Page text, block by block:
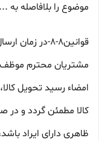
موضوع را بلافاصله
قوانین۸-۸-در
مشتریان محترم
امضاء رسید تحویل
کالا مطمئن گردد و در
ظاهری دارای ایراد